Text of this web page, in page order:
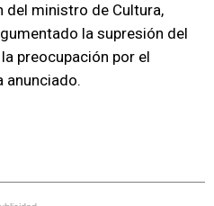
del ministro de Cultura,
la supresión del
preocupación por el
anunciado.